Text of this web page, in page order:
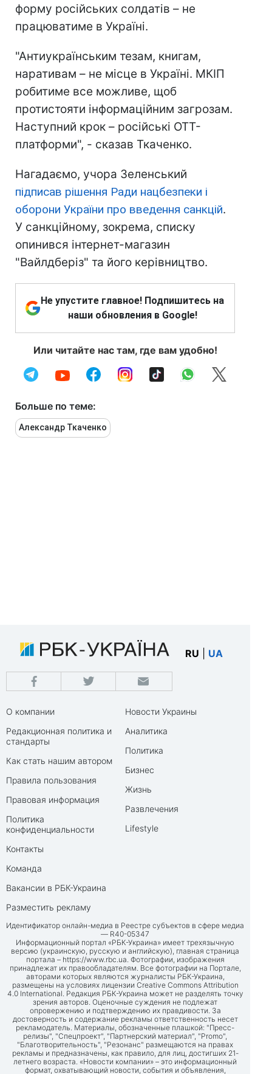
форму російських солдатів – не
працюватиме в Україні.
"Антиукраїнським тезам, книгам,
наративам – не місце в Україні. МКІП
робитиме все можливе, щоб
протистояти інформаційним загрозам.
Наступний крок – російські ОТТ-
платформи", - сказав Ткаченко.
Нагадаємо, учора Зеленський
підписав рішення Ради нацбезпеки і
оборони України про введення санкцій.
У санкційному, зокрема, списку
опинився інтернет-магазин
"Вайлдберіз" та його керівництво.
Не упустите главное! Подпишитесь на
наши обновления в Google!
Или читайте нас там, где вам удобно!
Больше по теме:
Александр Ткаченко
RU UA
О компании
Редакционная политика и
стандарты
Как стать нашим автором
Правила пользования
Правовая информация
Политика
конфиденциальности
Контакты
Команда
Вакансии в РБК-Украина
Разместить рекламу
Новости Украины
Аналитика
Политика
Бизнес
Жизнь
Развлечения
Lifestyle
Идентификатор онлайн-медиа в Реестре субъектов в сфере медиа
— R40-05347
Информационный портал «РБК-Украина» имеет трехязычную
версию (украинскую, русскую и английскую), главная страница
портала – https://www.rbc.ua. Фотографии, изображения
принадлежат их правообладателям. Все фотографии на Портале,
авторами которых являются журналисты РБК-Украина,
размещены на условиях лицензии Creative Commons Attribution
4.0 International. Редакция РБК-Украина может не разделять точку
зрения авторов. Оценочные суждения не подлежат
опровержению и подтверждению их правдивости. За
достоверность и содержание рекламы ответственность несет
рекламодатель. Материалы, обозначенные плашкой: "Пресс-
релизы", "Спецпроект", "Партнерский материал", "Promo",
"Благотворительность", "Резонанс" размещаются на правах
рекламы и предназначены, как правило, для лиц, достигших 21-
летнего возраста. «Новости компании» – это информационный
формат, охватывающий новости, события и объявления,